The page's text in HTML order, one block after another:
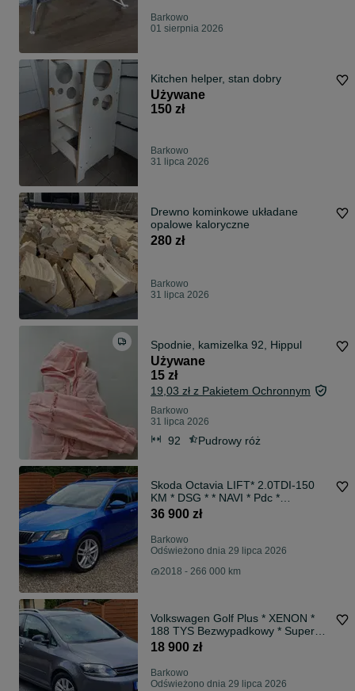
Barkowo
01 sierpnia 2026
Kitchen helper, stan dobry
Używane
150 zł
Barkowo
31 lipca 2026
Drewno kominkowe układane
opalowe kaloryczne
280 zł
Barkowo
31 lipca 2026
Spodnie, kamizelka 92, Hippul
Używane
15 zł
19,03 zł z Pakietem Ochronnym
Barkowo
31 lipca 2026
92 Pudrowy róż
Skoda Octavia LIFT* 2.0TDI-150
KM * DSG * * NAVI * Pdc *
Bezwypadkowa
36 900 zł
Barkowo
Odświeżono dnia 29 lipca 2026
2018 - 266 000 km
Volkswagen Golf Plus * XENON *
188 TYS Bezwypadkowy * Super
stan * STYLE*
18 900 zł
Barkowo
Odświeżono dnia 29 lipca 2026